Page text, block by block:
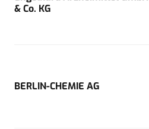
& Co. KG
BERLIN-CHEMIE AG